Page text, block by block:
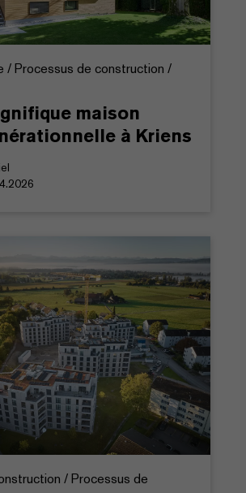
/ Processus de construction /
maison
à Kriens
/ Processus de